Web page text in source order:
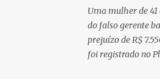
fortalecimento da
infraestrutura
regionalização
Entretanto, em um
Uma mulher de
do falso gerente
prejuízo de R$
foi registrado no